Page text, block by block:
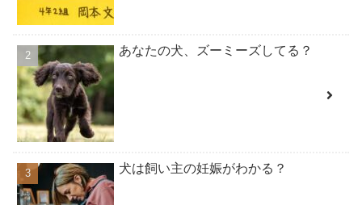
あなたの犬、ズーミーズしてる？
犬は飼い主の妊娠がわかる？